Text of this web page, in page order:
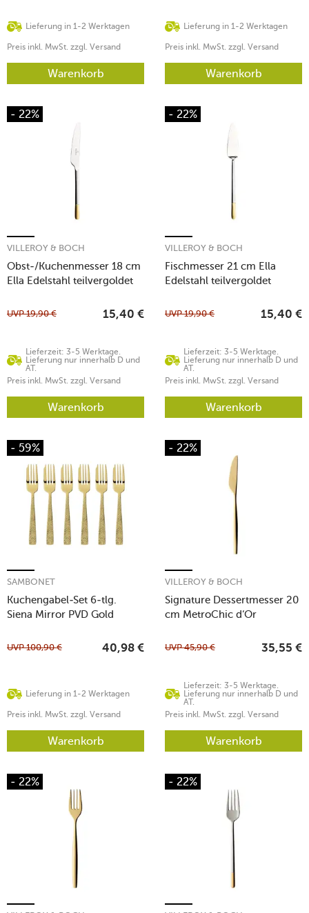
Lieferung in 1-2 Werktagen
Preis inkl. MwSt. zzgl. Versand
Warenkorb
Lieferung in 1-2 Werktagen
Preis inkl. MwSt. zzgl. Versand
Warenkorb
- 22%
Obst-/Kuchenmesser 18 cm
Ella Edelstahl teilvergoldet
VILLEROY & BOCH
Lieferzeit: 3-5 Werktage.
Lieferung nur innerhalb D und
AT.
UVP19,90 € 15,40 €
Preis inkl. MwSt. zzgl. Versand
Warenkorb
- 22%
Fischmesser 21 cm Ella
Edelstahl teilvergoldet
VILLEROY & BOCH
Lieferzeit: 3-5 Werktage.
Lieferung nur innerhalb D und
AT.
UVP19,90 € 15,40 €
Preis inkl. MwSt. zzgl. Versand
Warenkorb
- 59%
Kuchengabel-Set 6-tlg.
Siena Mirror PVD Gold
SAMBONET
Lieferung in 1-2 Werktagen
UVP100,90 € 40,98 €
Preis inkl. MwSt. zzgl. Versand
Warenkorb
- 22%
Signature Dessertmesser 20
cm MetroChic d‘Or
VILLEROY & BOCH
Lieferzeit: 3-5 Werktage.
Lieferung nur innerhalb D und
AT.
UVP45,90 € 35,55 €
Preis inkl. MwSt. zzgl. Versand
Warenkorb
- 22% - 22%